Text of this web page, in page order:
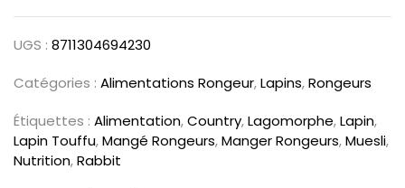
UGS : 8711304694230
Catégories : Alimentations Rongeur,Lapins,Rongeurs
Étiquettes : Alimentation,Country,Lagomorphe,Lapin,
Lapin Touffu,Mangé Rongeurs,Manger Rongeurs,Muesli,
Nutrition,Rabbit